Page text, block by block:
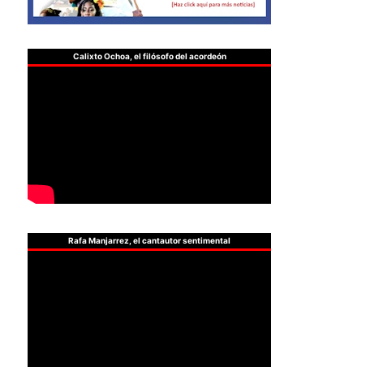
Calixto Ochoa, el filósofo del acordeón
Rafa Manjarrez, el cantautor sentimental